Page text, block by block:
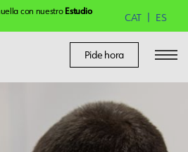
con nuestroEstudio
CAT ES
Pide hora